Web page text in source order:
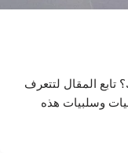
تابع المقال لتتعرف
وسلبيات هذه